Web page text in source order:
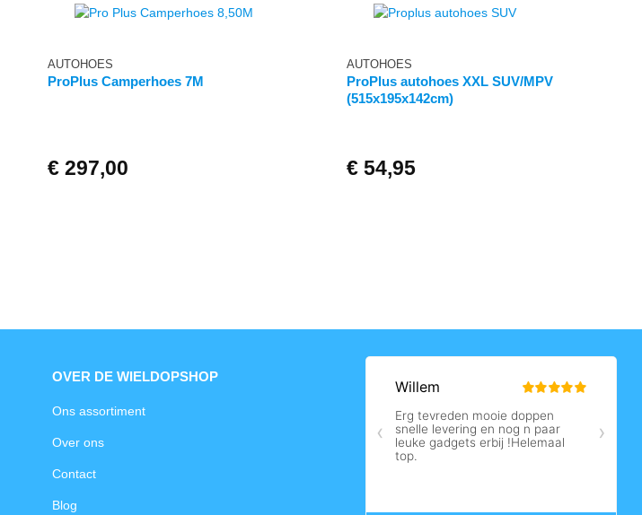
AUTOHOES
ProPlus Camperhoes 7M
€297,00
AUTOHOES
ProPlus autohoes XXL SUV/MPV
(515x195x142cm)
€ 54,95
OVER DE WIELDOPSHOP
Ons assortiment
Over ons
Contact
Blog